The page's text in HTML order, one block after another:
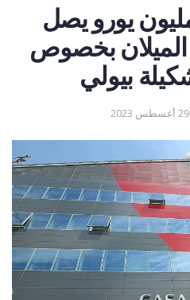
قيمته 12 مليون يورو يصل
الميلان بخصوص
بيولي
29 أغسطس 2023